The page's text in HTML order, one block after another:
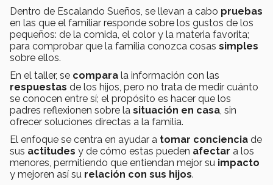
Dentro de Escalando Sueños, se llevan a cabo pruebas
en las que el familiar responde sobre los gustos de los
pequeños: de la comida, el color y la materia favorita;
para comprobar que la familia conozca cosas simples
sobre ellos.
En el taller, se compara la información con las
respuestas de los hijos, pero no trata de medir cuánto
se conocen entre sí; el propósito es hacer que los
padres reflexionen sobre la situación en casa, sin
ofrecer soluciones directas a la familia.
El enfoque se centra en ayudar a tomar conciencia de
sus actitudes y de cómo estas pueden afectar a los
menores, permitiendo que entiendan mejor su impacto
y mejoren así su relación con sus hijos.